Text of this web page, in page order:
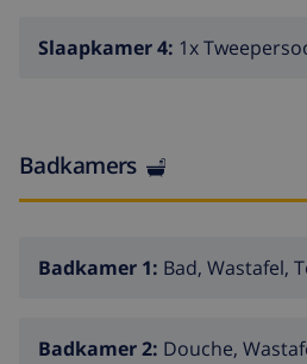
slaapkamer met 2
badkamer en suite me
badkamer met wastafel
totaal van 3 badkamers
Slaapkamer 4: 1x
Badkamers
Badkamer 1: Bad, Wastafel,
Badkamer 2: Douche,